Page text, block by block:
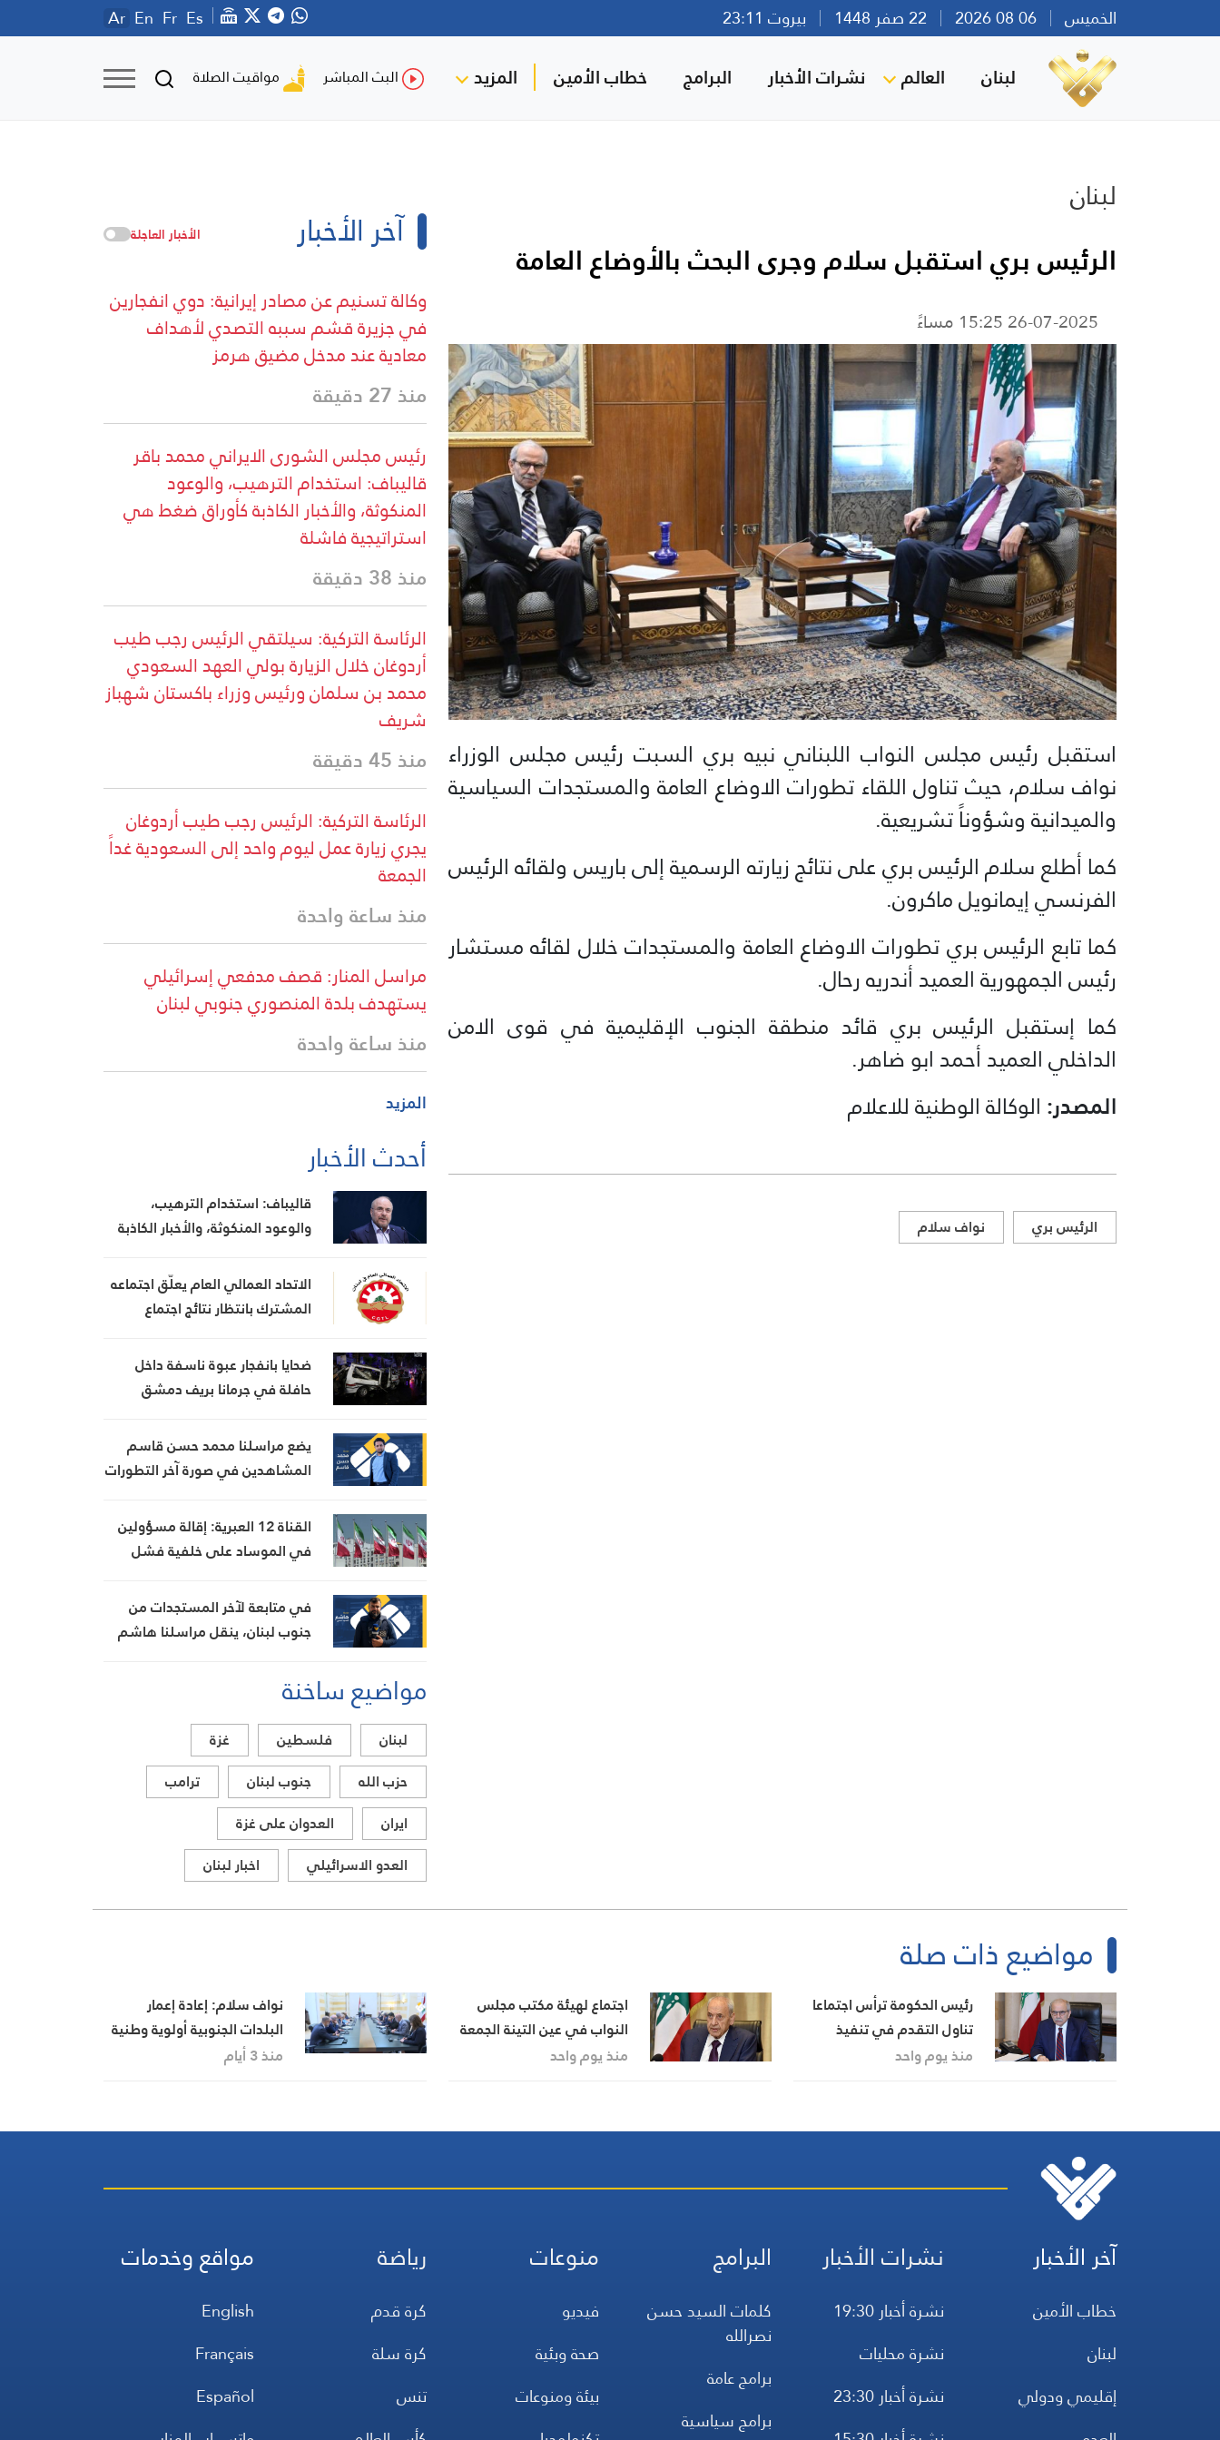
الخميس بيروت 23:11 Ar En Fr Es
لبنان العالم نشرات الأخبار البرامج خطاب الأمين المزيد البث المباشر مواقيت الصلاة
لبنان
الرئيس بري استقبل سلام وجرى البحث بالأوضاع العامة
26-07-2025 15:25 مساءً
استقبل رئيس مجلس النواب اللبناني نبيه بري السبت رئيس مجلس الوزراء
نواف سلام، حيث تناول اللقاء تطورات الاوضاع العامة والمستجدات السياسية
والميدانية وشؤوناً تشريعية.
كما أطلع سلام الرئيس بري على نتائج زيارته الرسمية إلى باريس ولقائه الرئيس
الفرنسي إيمانويل ماكرون.
كما تابع الرئيس بري تطورات الاوضاع العامة والمستجدات خلال لقائه مستشار
رئيس الجمهورية العميد أندريه رحال.
كما إستقبل الرئيس بري قائد منطقة الجنوب الإقليمية في قوى الامن
الداخلي العميد أحمد ابو ضاهر.
المصدر: الوكالة الوطنية للاعلام
الرئيس بري نواف سلام
آخر الأخبار الأخبار العاجلة
وكالة تسنيم عن مصادر إيرانية: دوي انفجارين
في جزيرة قشم سببه التصدي لأهداف
معادية عند مدخل مضيق هرمز
منذ 27 دقيقة
رئيس مجلس الشورى الايراني محمد باقر
قاليباف: استخدام الترهيب، والوعود
المنكوثة، والأخبار الكاذبة كأوراق ضغط هي
استراتيجية فاشلة
منذ 38 دقيقة
الرئاسة التركية: سيلتقي الرئيس رجب طيب
أردوغان خلال الزيارة بولي العهد السعودي
محمد بن سلمان ورئيس وزراء باكستان شهباز
شريف
منذ 45 دقيقة
الرئاسة التركية: الرئيس رجب طيب أردوغان
يجري زيارة عمل ليوم واحد إلى السعودية غداً
الجمعة
منذ ساعة واحدة
مراسل المنار: قصف مدفعي إسرائيلي
يستهدف بلدة المنصوري جنوبي لبنان
منذ ساعة واحدة
المزيد
أحدث الأخبار
قاليباف: استخدام الترهيب،
والوعود المنكوثة، والأخبار الكاذبة
الاتحاد العمالي العام يعلّق اجتماعه
المشترك بانتظار نتائج اجتماع
ضحايا بانفجار عبوة ناسفة داخل
حافلة في جرمانا بريف دمشق
يضع مراسلنا محمد حسن قاسم
المشاهدين في صورة آخر التطورات
المستجدات على الساحتين
السياسية والميدانية، إلى جانب
المواقف الرسمية وأبرز التطورات
والإقليمي
القناة 12 العبرية: إقالة مسؤولين
في الموساد على خلفية فشل
في متابعة لآخر المستجدات من
جنوب لبنان، ينقل مراسلنا هاشم
الميدانية
مواضيع ساخنة
لبنان فلسطين
غزة
حزب الله
جنوب لبنان
ترامب
ايران
العدوان على غزة
العدو الاسرائيلي
اخبار لبنان
مواضيع ذات صلة
رئيس الحكومة ترأس اجتماعا
تناول التقدم في تنفيذ
متطلبات مجموعة العمل
منذ يوم واحد
اجتماع لهيئة مكتب مجلس
النواب في عين التينة الجمعة
منذ يوم واحد
نواف سلام: إعادة إعمار
البلدات الجنوبية أولوية وطنية
منذ 3 أيام
آخر الأخبار
خطاب الأمين
لبنان
إقليمي ودولي
نشرات الأخبار
نشرة أخبار 19:30
نشرة محليات
نشرة أخبار 23:30
البرامج
كلمات السيد حسن
نصرالله
برامج عامة
برامج سياسية
منوعات
فيديو
صحة وبئية
بيئة ومنوعات
رياضة
كرة قدم
كرة سلة
تنس
مواقع وخدمات
English
Français
Español